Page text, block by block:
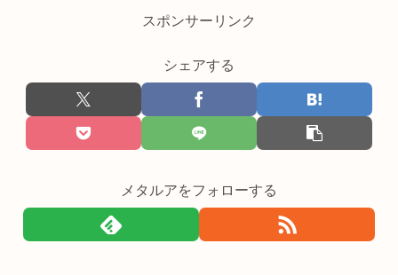
スポンサーリンク
シェアする
メタルアをフォローする